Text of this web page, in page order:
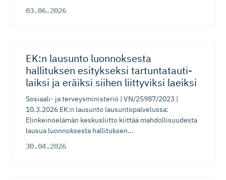
03.06.2026
EK:n lausunto luonnoksesta
hallituksen esitykseksi tartuntatau­ti­
laiksi ja eräiksi siihen liittyviksi laeiksi
Sosiaali- ja terveysministeriö | VN/25987/2023 |
10.3.2026 EK:n lausunto lausuntopalvelussa:
Elinkeinoelämän keskusliitto kiittää mahdollisuudesta
lausua luonnoksesta hallituksen...
30.04.2026